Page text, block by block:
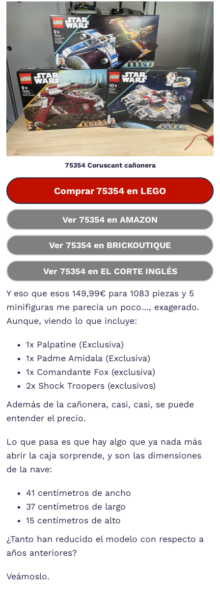
75354 Coruscant cañonera
Comprar 75354 en LEGO
Ver 75354 en AMAZON
Ver 75354 en BRICKOUTIQUE
Ver 75354 en EL CORTE INGLÉS
Y eso que esos 149,99€ para 1083 piezas y 5
minifiguras me parecía un poco…, exagerado.
Aunque, viendo lo que incluye:
1x Palpatine (Exclusiva)
1x Padme Amidala (Exclusiva)
1x Comandante Fox (exclusiva)
2x Shock Troopers (exclusivos)
Además de la cañonera, casi, casi, se puede
entender el precio.
Lo que pasa es que hay algo que ya nada más
abrir la caja sorprende, y son las dimensiones
de la nave:
41 centímetros de ancho
37 centímetros de largo
15 centímetros de alto
¿Tanto han reducido el modelo con respecto a
años anteriores?
Veámoslo.